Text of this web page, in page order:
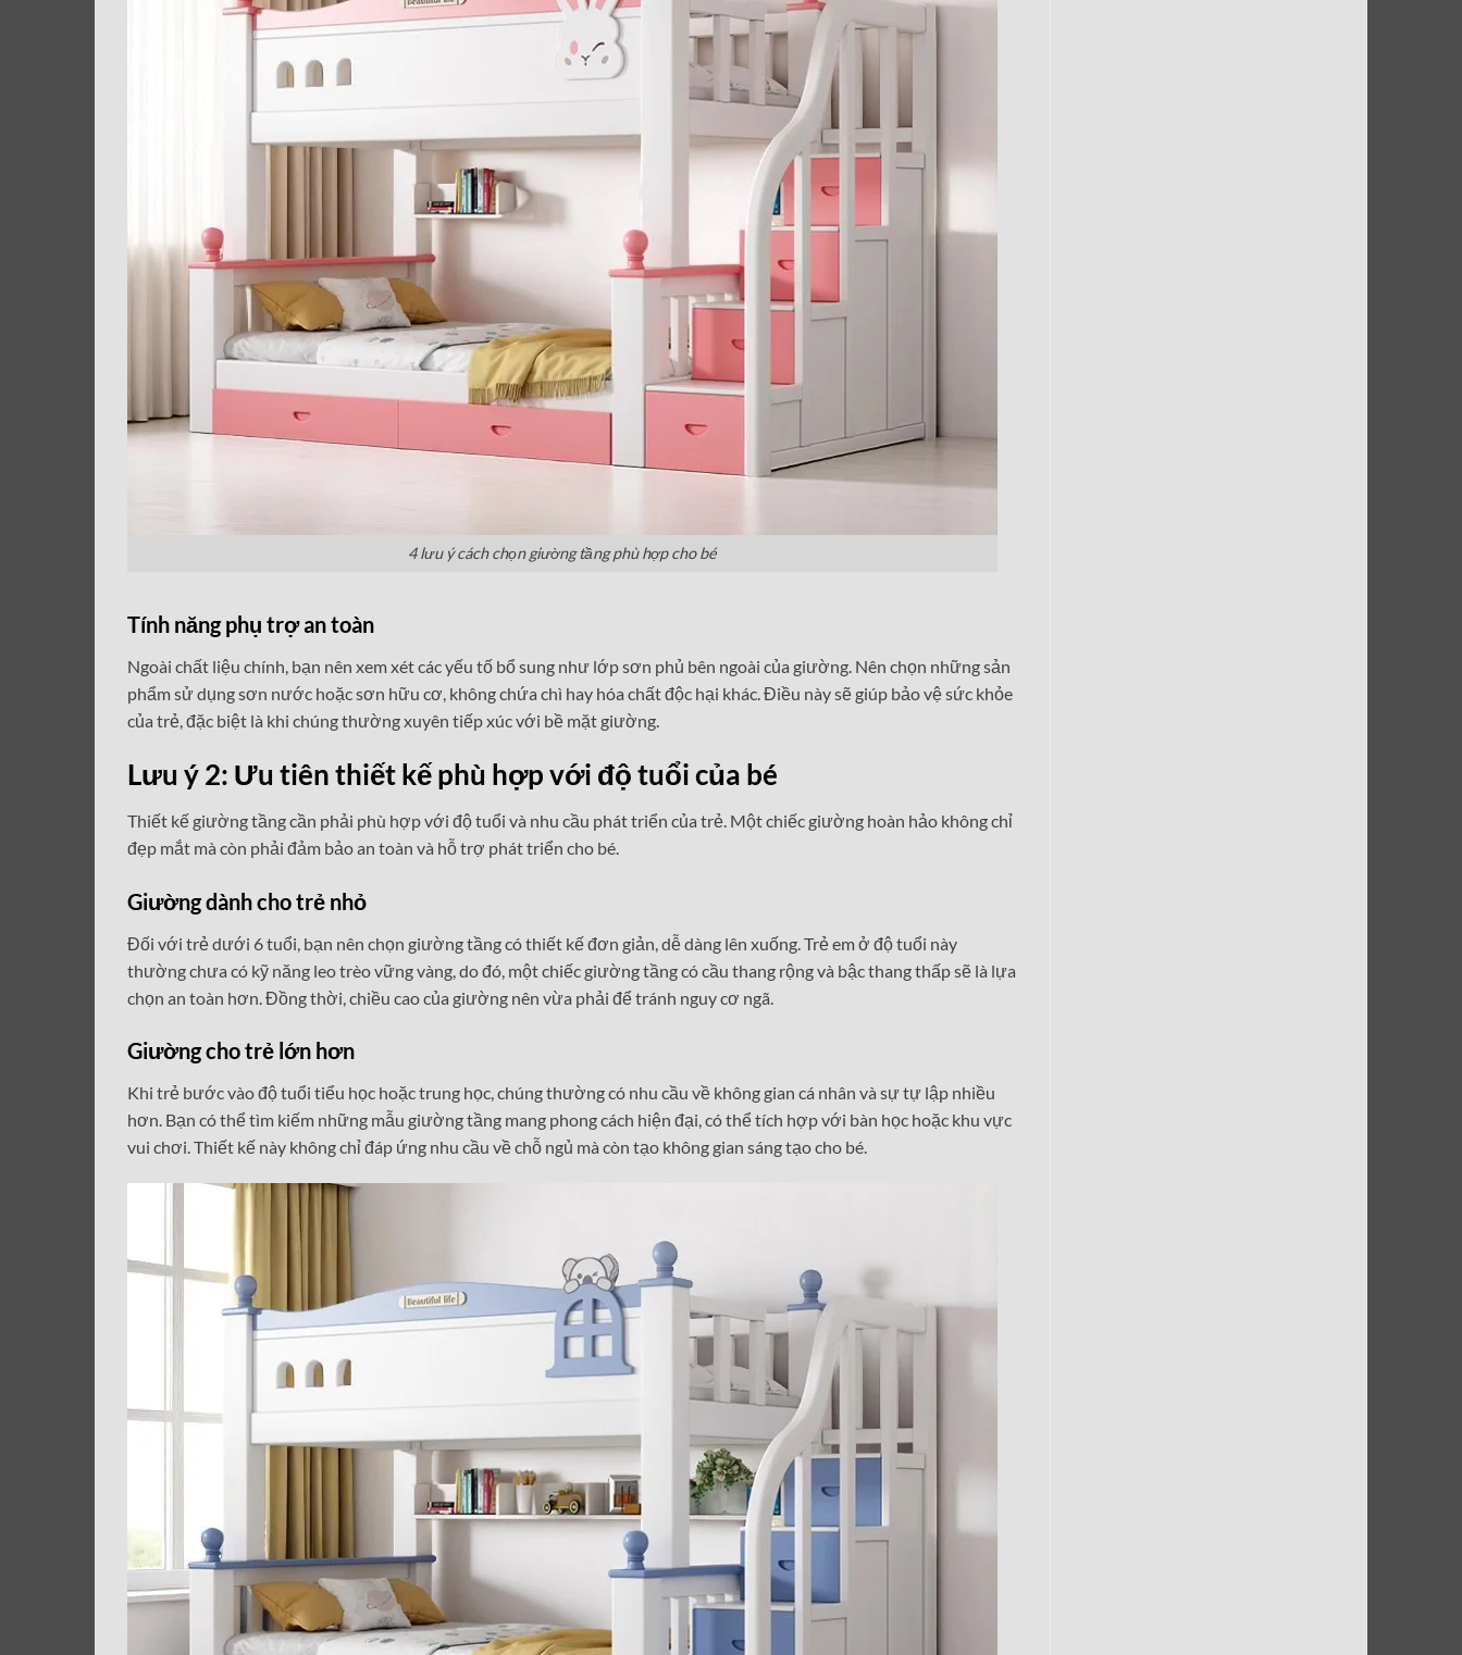
4 lưu ý cách chọn giường tầng phù hợp cho bé
Tính năng phụ trợ an toàn
Ngoài chất liệu chính, bạn nên xem xét các yếu tố bổ sung như lớp sơn phủ bên ngoài của giường. Nên chọn những sản
phẩm sử dụng sơn nước hoặc sơn hữu cơ, không chứa chì hay hóa chất độc hại khác. Điều này sẽ giúp bảo vệ sức khỏe
của trẻ, đặc biệt là khi chúng thường xuyên tiếp xúc với bề mặt giường.
Lưu ý 2: Ưu tiên thiết kế phù hợp với độ tuổi của bé
Thiết kế giường tầng cần phải phù hợp với độ tuổi và nhu cầu phát triển của trẻ. Một chiếc giường hoàn hảo không chỉ
đẹp mắt mà còn phải đảm bảo an toàn và hỗ trợ phát triển cho bé.
Giường dành cho trẻ nhỏ
Đối với trẻ dưới 6 tuổi, bạn nên chọn giường tầng có thiết kế đơn giản, dễ dàng lên xuống. Trẻ em ở độ tuổi này
thường chưa có kỹ năng leo trèo vững vàng, do đó, một chiếc giường tầng có cầu thang rộng và bậc thang thấp sẽ là lựa
chọn an toàn hơn. Đồng thời, chiều cao của giường nên vừa phải để tránh nguy cơ ngã.
Giường cho trẻ lớn hơn
Khi trẻ bước vào độ tuổi tiểu học hoặc trung học, chúng thường có nhu cầu về không gian cá nhân và sự tự lập nhiều
hơn. Bạn có thể tìm kiếm những mẫu giường tầng mang phong cách hiện đại, có thể tích hợp với bàn học hoặc khu vực
vui chơi. Thiết kế này không chỉ đáp ứng nhu cầu về chỗ ngủ mà còn tạo không gian sáng tạo cho bé.